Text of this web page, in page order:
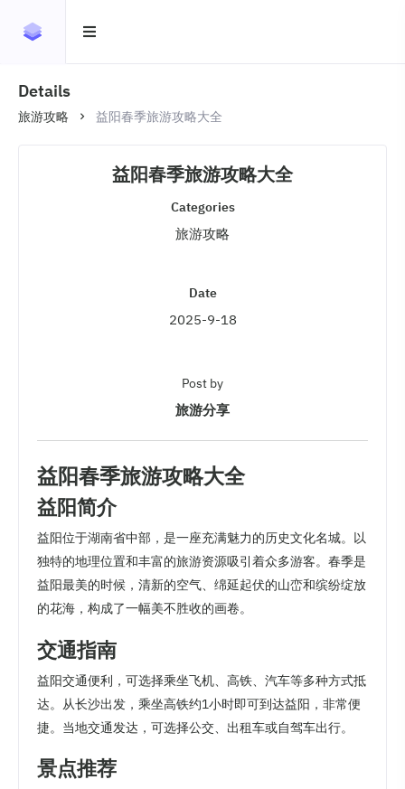
Details
旅游攻略 益阳春季旅游攻略大全
益阳春季旅游攻略大全
Categories
旅游攻略
Date
2025-9-18
Post by
旅游分享
益阳春季旅游攻略大全
益阳简介
益阳位于湖南省中部，是一座充满魅力的历史文化名城。以
独特的地理位置和丰富的旅游资源吸引着众多游客。春季是
益阳最美的时候，清新的空气、绵延起伏的山峦和缤纷绽放
的花海，构成了一幅美不胜收的画卷。
交通指南
益阳交通便利，可选择乘坐飞机、高铁、汽车等多种方式抵
达。从长沙出发，乘坐高铁约1小时即可到达益阳，非常便
捷。当地交通发达，可选择公交、出租车或自驾车出行。
景点推荐